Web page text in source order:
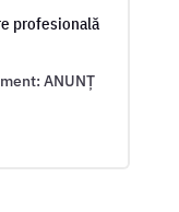
profesională
ANUNȚ